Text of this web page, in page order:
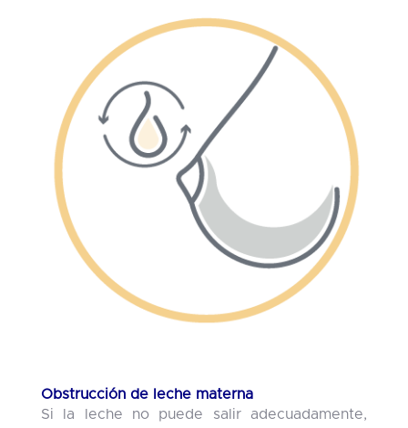
Obstrucción de leche materna
Si la leche no puede salir adecuadamente,